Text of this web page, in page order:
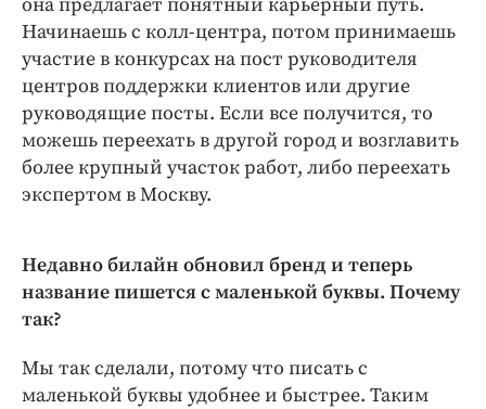
Начинаешь с колл-центра, потом принимаешь
участие в конкурсах на пост руководителя
центров поддержки клиентов или другие
руководящие посты. Если все получится, то
можешь переехать в другой город и возглавить
более крупный участок работ, либо переехать
экспертом в Москву.
Недавно билайн обновил бренд и теперь
название пишется с маленькой буквы. Почему
так?
Мы так сделали, потому что писать с
маленькой буквы удобнее и быстрее. Таким